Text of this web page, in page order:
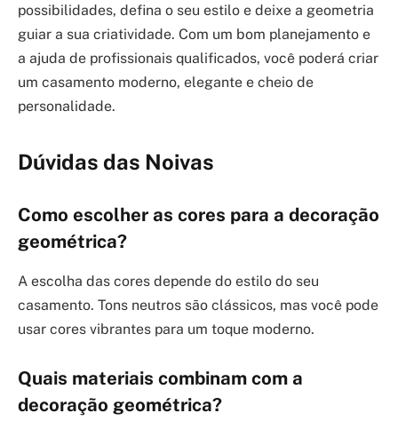
possibilidades, defina o seu estilo e deixe a geometria
guiar a sua criatividade. Com um bom planejamento e
a ajuda de profissionais qualificados, você poderá criar
um casamento moderno, elegante e cheio de
personalidade.
Dúvidas das Noivas
Como escolher as cores para a decoração
geométrica?
A escolha das cores depende do estilo do seu
casamento. Tons neutros são clássicos, mas você pode
usar cores vibrantes para um toque moderno.
Quais materiais combinam com a
decoração geométrica?